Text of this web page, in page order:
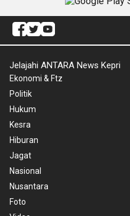
Jelajahi ANTARA News Kepri
Ekonomi & Ftz
Politik
Hukum
Kesra
Hiburan
Jagat
Nasional
Nusantara
Foto